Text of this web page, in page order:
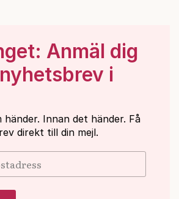
Anmäl dig
i
händer. Innan det händer. Få
direkt till din mejl.